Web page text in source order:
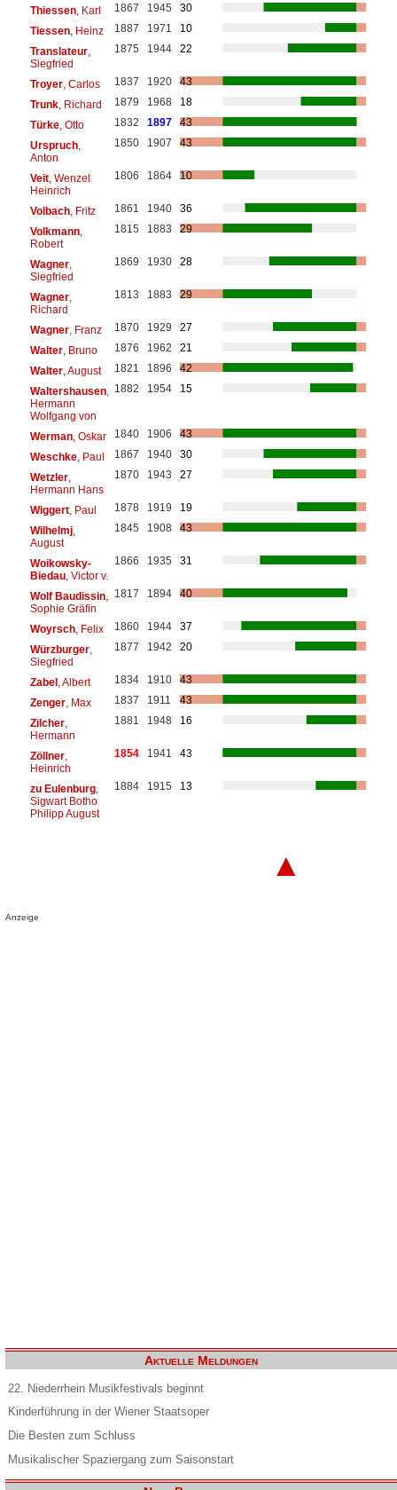
Thiessen, Karl 1867 1945
30
Tiessen, Heinz 1887 1971
10
Translateur,
Siegfried
1875 1944 22
Troyer, Carlos 1837 1920
43
Trunk, Richard 1879 1968
18
Türke, Otto 1832 1897
43
Urspruch,
Anton
1850 1907 43
Veit, Wenzel
Heinrich
1806 1864 10
Volbach, Fritz 1861 1940
36
Volkmann,
Robert
1815 1883 29
Wagner,
Siegfried
1869 1930 28
Wagner,
Richard
1813 1883 29
Wagner, Franz 1870 1929
27
Walter, Bruno 1876 1962
21
Walter, August 1821 1896
42
Waltershausen,
Hermann
Wolfgang von
1882 1954 15
Werman, Oskar 1840 1906
43
Weschke, Paul 1867 1940
30
Wetzler,
Hermann Hans
1870 1943 27
Wiggert, Paul 1878 1919
19
Wilhelmj,
August
1845 1908 43
Woikowsky-
Biedau, Victor v.
1866 1935 31
Wolf Baudissin,
Sophie Gräfin
1817 1894 40
Woyrsch, Felix 1860 1944
37
Würzburger,
Siegfried
1877 1942 20
Zabel, Albert 1834 1910
43
Zenger, Max 1837 1911
43
Zilcher,
Hermann
1881 1948 16
Zöllner,
Heinrich
1854 1941 43
zu Eulenburg,
Sigwart Botho
Philipp August
1884 1915 13
▲
Anzeige
Aktuelle Meldungen
22. Niederrhein Musikfestivals beginnt
Kinderführung in der Wiener Staatsoper
Die Besten zum Schluss
Musikalischer Spaziergang zum Saisonstart